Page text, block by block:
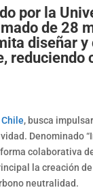
por la
de 28
diseñar
reduciendo
, busca
Denominado
colaborativa
la creación
neutralidad.